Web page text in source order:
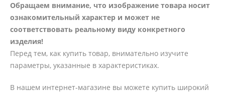
Обращаем внимание, что изображение товара носит
ознакомительный характер и может не
соответствовать реальному виду конкретного
изделия!
Перед тем, как купить товар, внимательно изучите
параметры, указанные в характеристиках.
В нашем интернет-магазине вы можете купить широкий